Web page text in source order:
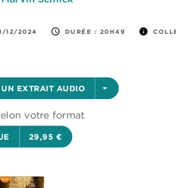
12/2024 access_time DURÉE : 20H49 info
EXTRAIT AUDIO arrow_drop_down
votre format
29,95 €